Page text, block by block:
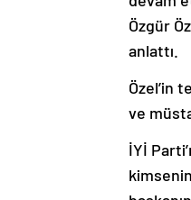
Özgür
anlattı.
ve